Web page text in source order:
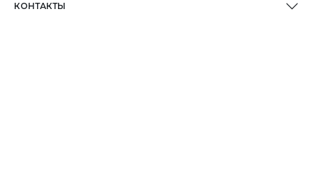
КОНТАКТЫ